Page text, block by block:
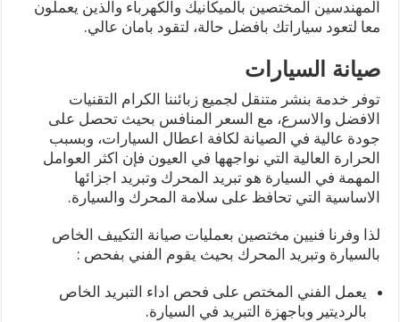
المهندسين المختصين بالميكانيك والكهرباء والذين يعملون
معا لتعود سياراتك بافضل حالة، لتقود بامان عالي.
صيانة السيارات
توفر خدمة بنشر متنقل لجميع زبائننا الكرام التقنيات
الافضل والاسرع، مع السعر المنافس بحيث تحصل على
جودة عالية في الصيانة لكافة اعطال السيارات، وبسبب
الحرارة العالية التي نواجهها في العيون فإن اكثر العوامل
المهمة في السيارة هو تبريد المحرك وتبريد اجزائها
الاساسية التي تحافظ على سلامة المحرك والسيارة.
لذا وفرنا فنيين مختصين بعمليات صيانة التكييف الخاص
بالسيارة وتبريد المحرك بحيث يقوم الفني بفحص :
يعمل الفني المختص على فحص اداء التبريد الخاص
بالرديتير وباجهزة التبريد في السيارة.